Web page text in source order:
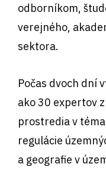
odborníkom,
verejného,
sektora.
Počas dvoch dní
ako 30 expertov
prostredia v
regulácie
a geografie v